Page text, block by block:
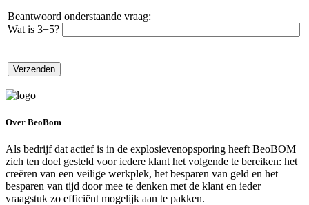
Beantwoord onderstaande vraag:
Wat is 3+5?
Over BeoBom
Als bedrijf dat actief is in de explosievenopsporing heeft BeoBOM
zich ten doel gesteld voor iedere klant het volgende te bereiken: het
creëren van een veilige werkplek, het besparen van geld en het
besparen van tijd door mee te denken met de klant en ieder
vraagstuk zo efficiënt mogelijk aan te pakken.